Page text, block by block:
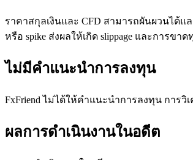
ราคาสกุลเงินและ CFD สามารถผันผวนได้
หรือ spike ส่งผลให้เกิด slippage และการขา
ไม่มีคำแนะนำการลงทุน
FxFriend ไม่ได้ให้คำแนะนำการลงทุน กา
ผลการดำเนินงานในอดีต